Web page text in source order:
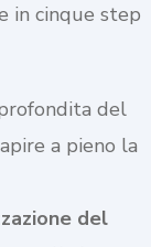
in cinque step
del
a pieno la
del